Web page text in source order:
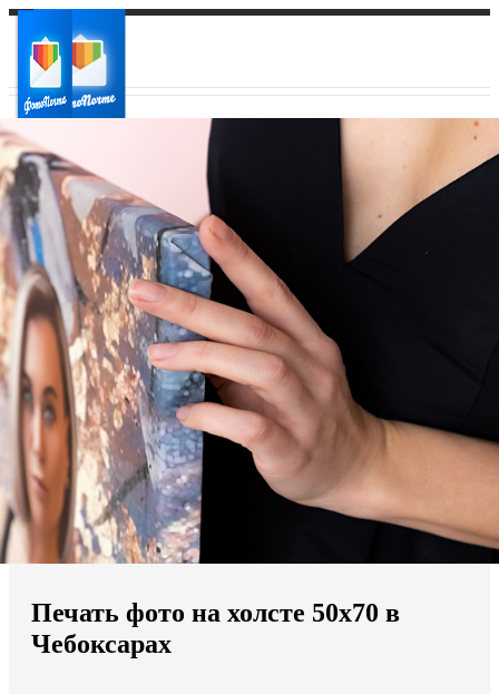
Ваш город:
Ваш регион доставки
Выберите из списка:
Мы доставляем по всему миру
Продолжить без города
Печать фото на холсте 50х70 в
Чебоксарах